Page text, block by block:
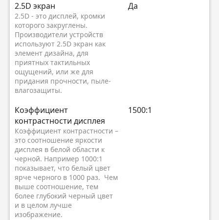
2.5D экран
2.5D - это дисплей, кромки
которого закруглены.
Производители устройств
используют 2.5D экран как
элемент дизайна, для
приятных тактильных
ощущений, или же для
придания прочности, пыле-
влагозащиты.
Да
Коэффициент
контрастности дисплея
Коэффициент контрастности –
это соотношение яркости
дисплея в белой области к
черной. Например 1000:1
показывает, что белый цвет
ярче черного в 1000 раз. Чем
выше соотношение, тем
более глубокий черный цвет
и в целом лучше
изображение.
1500:1